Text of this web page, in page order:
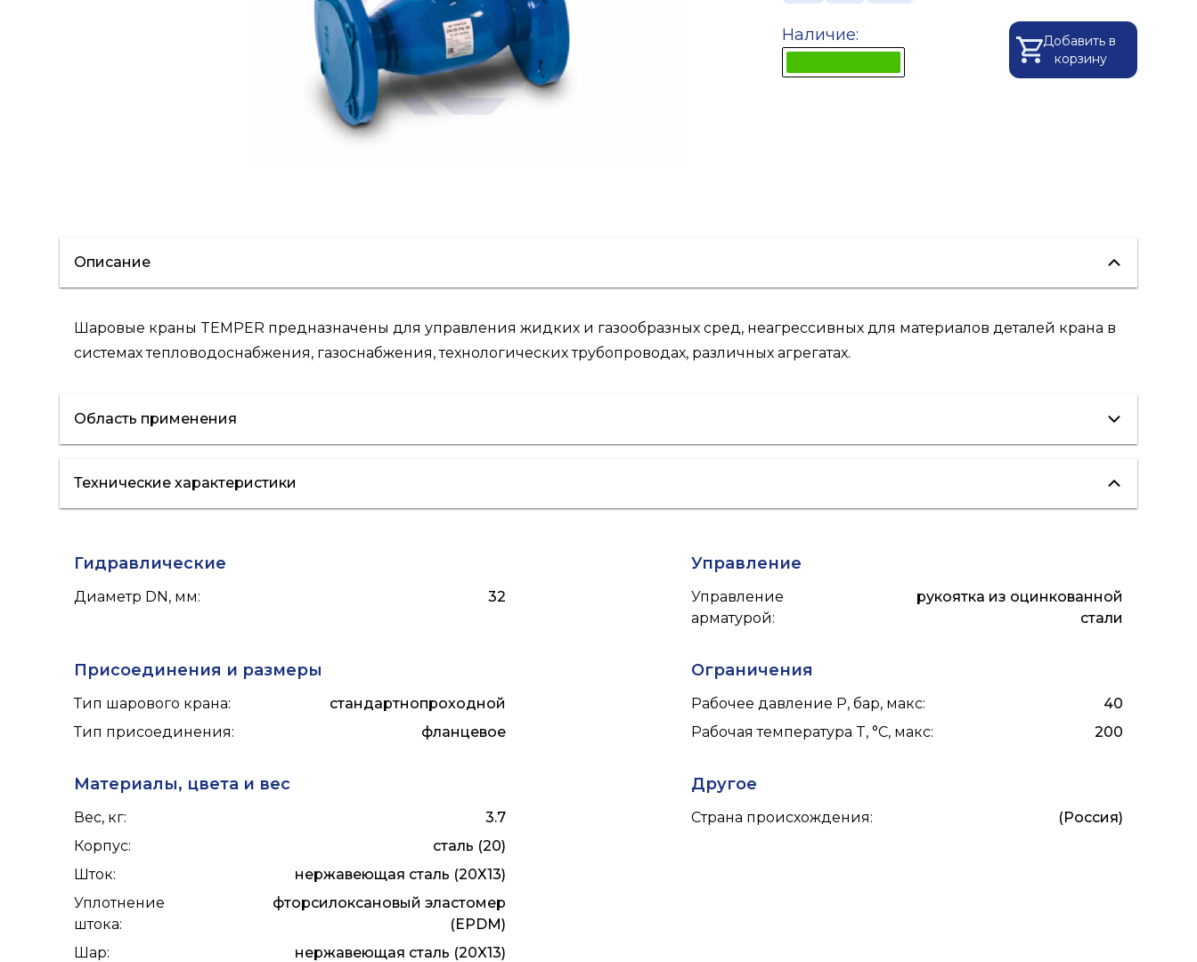
Наличие:
Добавить в
корзину
Описание
Шаровые краны TEMPER предназначены для управления жидких и газообразных сред, неагрессивных для материалов деталей крана в
системах тепловодоснабжения, газоснабжения, технологических трубопроводах, различных агрегатах.
Область применения
водоснабжение отопление
Технические характеристики
Гидравлические
Диаметр DN, мм: 32
Управление
Управление
арматурой:
рукоятка из оцинкованной
стали
Присоединения и размеры
Тип шарового крана:
стандартнопроходной
Тип присоединения: фланцевое
Ограничения
Рабочее давление P, бар, макс:
40
Рабочая температура T, °C, макс: 200
Материалы, цвета и вес
Вес, кг:
3.7
Корпус:
сталь (20)
Шток:
нержавеющая сталь (20Х13)
Уплотнение
штока:
фторсилоксановый эластомер
(EPDM)
Шар:
нержавеющая сталь (20X13)
Другое
Страна происхождения: (Россия)